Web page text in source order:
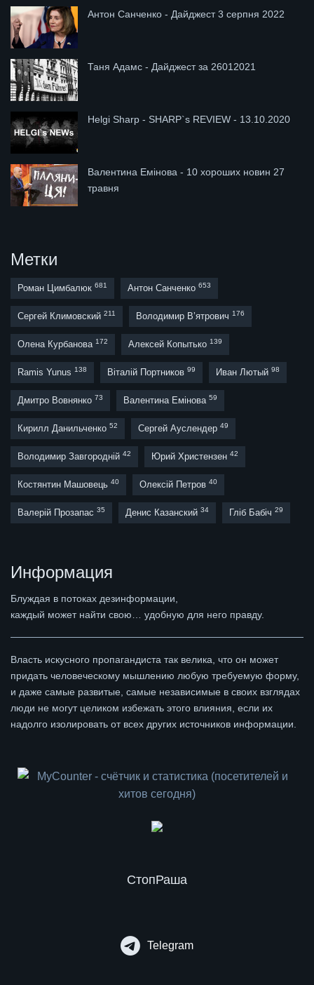
Антон Санченко - Дайджест 3 серпня 2022
Таня Адамс - Дайджест за 26012021
Helgi Sharp - SHARP`s REVIEW - 13.10.2020
Валентина Емінова - 10 хороших новин 27
травня
Метки
Роман Цимбалюк 681 Антон Санченко 653
Сергей Климовский 211 Володимир В’ятрович 176
Олена Курбанова 172 Алексей Копытько 139
Ramis Yunus 138 Віталій Портников 99 Иван Лютый 98
Дмитро Вовнянко 73 Валентина Емінова 59
Кирилл Данильченко 52 Сергей Ауслендер 49
Володимир Завгородній 42 Юрий Христензен 42
Костянтин Машовець 40 Олексій Петров 40
Валерій Прозапас 35 Денис Казанский 34 Гліб Бабіч 29
Информация
Блуждая в потоках дезинформации,
каждый может найти свою… удобную для него правду.
Власть искусного пропагандиста так велика, что он может
придать человеческому мышлению любую требуемую форму,
и даже самые развитые, самые независимые в своих взглядах
люди не могут целиком избежать этого влияния, если их
надолго изолировать от всех других источников информации.
СтопРаша
Telegram